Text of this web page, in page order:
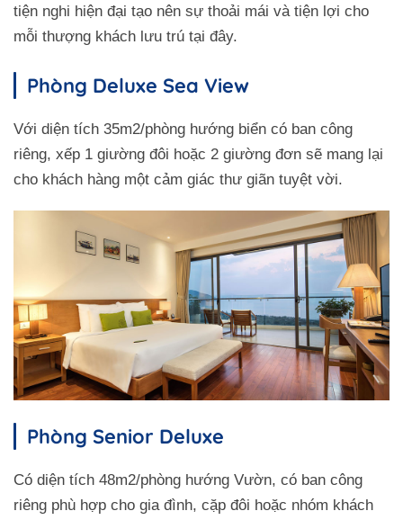
tiện nghi hiện đại tạo nên sự thoải mái và tiện lợi cho
mỗi thượng khách lưu trú tại đây.
Phòng Deluxe Sea View
Với diện tích 35m2/phòng hướng biển có ban công
riêng, xếp 1 giường đôi hoặc 2 giường đơn sẽ mang lại
cho khách hàng một cảm giác thư giãn tuyệt vời.
Phòng Senior Deluxe
Có diện tích 48m2/phòng hướng Vườn, có ban công
riêng phù hợp cho gia đình, cặp đôi hoặc nhóm khách